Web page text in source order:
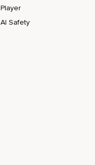
Player
AI Safety